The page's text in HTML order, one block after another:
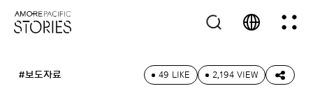
#보도자료 49 LIKE 2,194 VIEW